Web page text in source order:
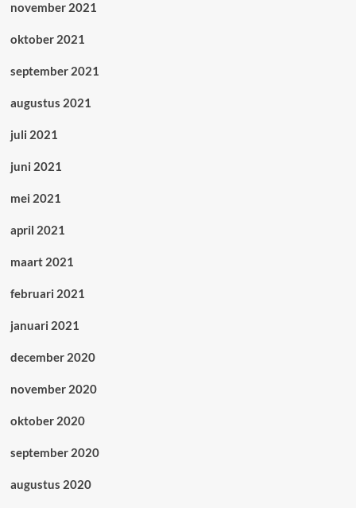
november 2021
oktober 2021
september 2021
augustus 2021
juli 2021
juni 2021
mei 2021
april 2021
maart 2021
februari 2021
januari 2021
december 2020
november 2020
oktober 2020
september 2020
augustus 2020